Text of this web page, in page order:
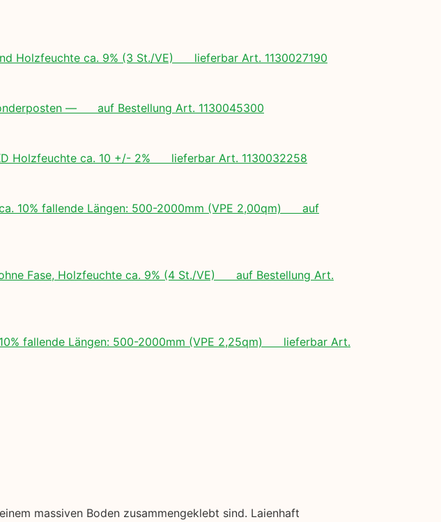
Holzfeuchte ca. 9% (3 St./VE) lieferbar Art. 1130027190
— auf Bestellung Art. 1130045300
Holzfeuchte ca. 10 +/- 2% lieferbar Art. 1130032258
10% fallende Längen: 500-2000mm (VPE 2,00qm) auf
Fase, Holzfeuchte ca. 9% (4 St./VE) auf Bestellung Art.
fallende Längen: 500-2000mm (VPE 2,25qm) lieferbar Art.
massiven Boden zusammengeklebt sind. Laienhaft